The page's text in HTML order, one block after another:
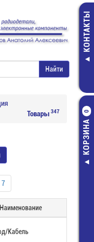
КОНТАКТЫ
КОРЗИНА
0
Товары 347
7
Наименование
Кабель